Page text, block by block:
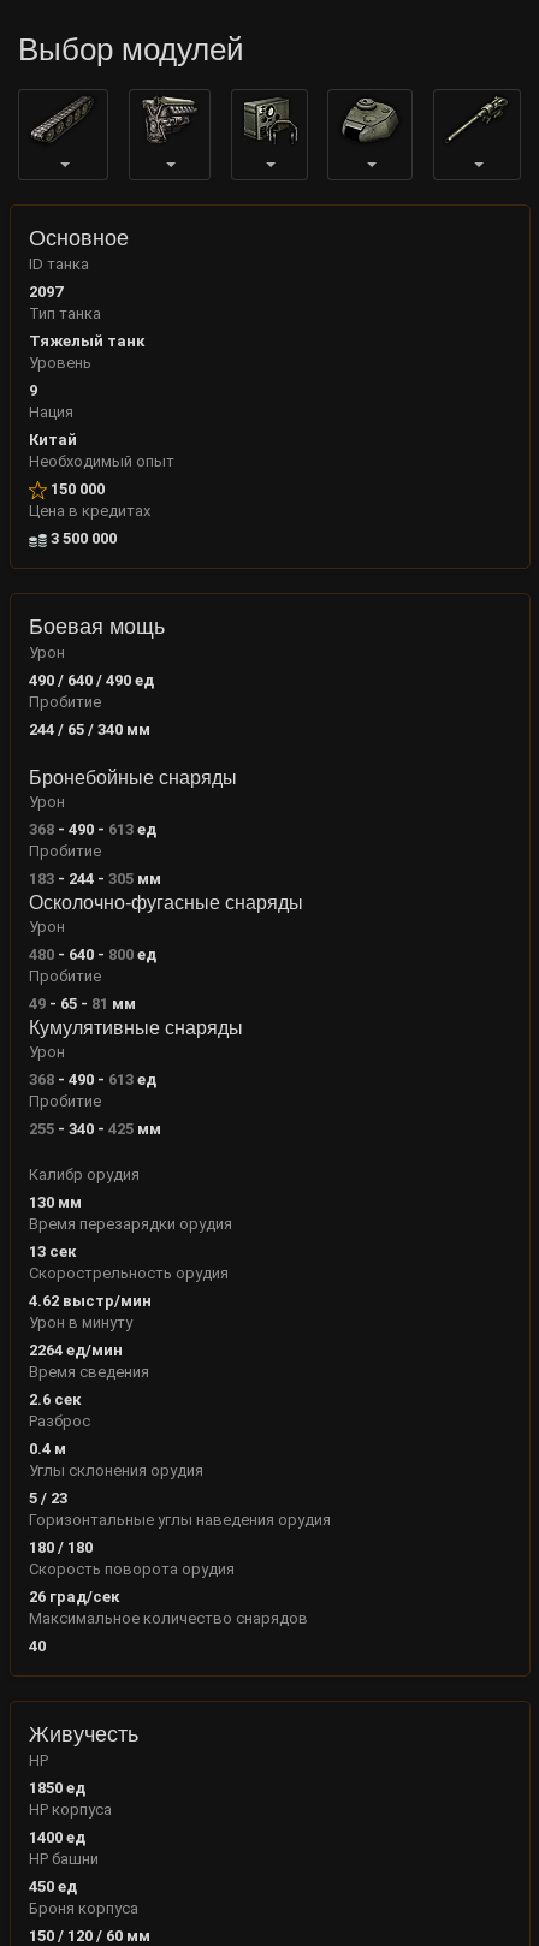
Выбор модулей
Основное
ID танка
2097
Тип танка
Тяжелый танк
Уровень
9
Нация
Китай
Необходимый опыт
150 000
Цена в кредитах
3 500 000
Боевая мощь
Урон
490 / 640 / 490 ед
Пробитие
244 / 65 / 340 мм
Бронебойные снаряды
Урон
368- 490- 613ед
Пробитие
183- 244- 305 мм
Осколочно-фугасные снаряды
Урон
480- 640- 800ед
Пробитие
49- 65- 81 мм
Кумулятивные снаряды
Урон
368- 490- 613ед
Пробитие
255- 340- 425 мм
Калибр орудия
130мм
Время перезарядки орудия
13сек
Скорострельность орудия
4.62выстр/мин
Урон в минуту
2264ед/мин
Время сведения
2.6сек
Разброс
0.4м
Углы склонения орудия
5 / 23
Горизонтальные углы наведения орудия
180 / 180
Скорость поворота орудия
26град/сек
Максимальное количество снарядов
40
Живучесть
HP
1850ед
HP корпуса
1400ед
HP башни
450ед
Броня корпуса
150/ 120/ 60мм